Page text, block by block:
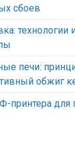
сбоев
технологии
печи:
обжиг
принтера для